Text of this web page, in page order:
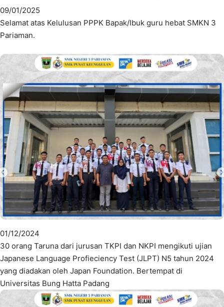
09/01/2025
Selamat atas Kelulusan PPPK Bapak/Ibuk guru hebat SMKN 3
Pariaman.
01/12/2024
30 orang Taruna dari jurusan TKPI dan NKPI mengikuti ujian
Japanese Language Profieciency Test (JLPT) N5 tahun 2024
yang diadakan oleh Japan Foundation. Bertempat di
Universitas Bung Hatta Padang